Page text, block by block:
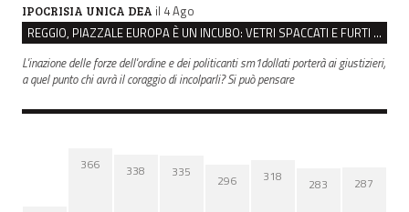
IPOCRISIA UNICA DEA il 4 Ago
REGGIO, PIAZZALE EUROPA È UN INCUBO: VETRI SPACCATI E FURTI SULLE AUTO IN SOSTA
L'inazione delle forze dell'ordine e dei politicanti sm1dollati porterà ai giustizieri,
a quel punto chi avrà il coraggio di incolparli? Si può pensare
366 338 335
296 318 283 287